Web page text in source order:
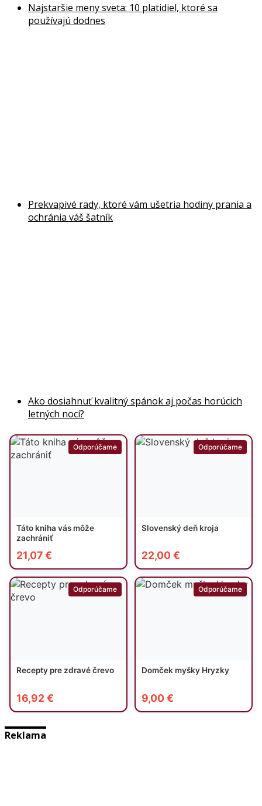
Najstaršie meny sveta: 10 platidiel, ktoré sa
používajú dodnes
Prekvapivé rady, ktoré vám ušetria hodiny prania a
ochránia váš šatník
Ako dosiahnuť kvalitný spánok aj počas horúcich
letných nocí?
Reklama